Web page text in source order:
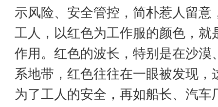
示风险、安全管控，简朴惹人留意
工人，以红色为工作服的颜色，就
作用。红色的波长，特别是在沙漠
系地带，红色往往在一眼被发现，
为了工人的安全，再如船长、汽车